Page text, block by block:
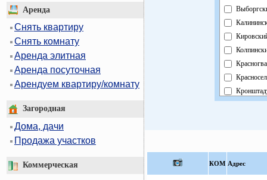
Аренда
Снять квартиру
Снять комнату
Аренда элитная
Аренда посуточная
Арендуем квартиру/комнату
Загородная
Дома, дачи
Продажа участков
Коммерческая КOМ Адрес